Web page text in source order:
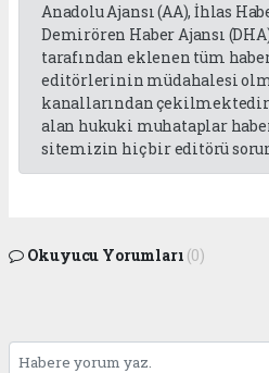
Anadolu Ajansı (AA), İhlas
Demirören Haber Ajansı
tarafından eklenen tüm
editörlerinin müdahalesi
kanallarından
alan hukuki muhataplar
sitemizin hiç bir editörü
Okuyucu Yorumları (0)